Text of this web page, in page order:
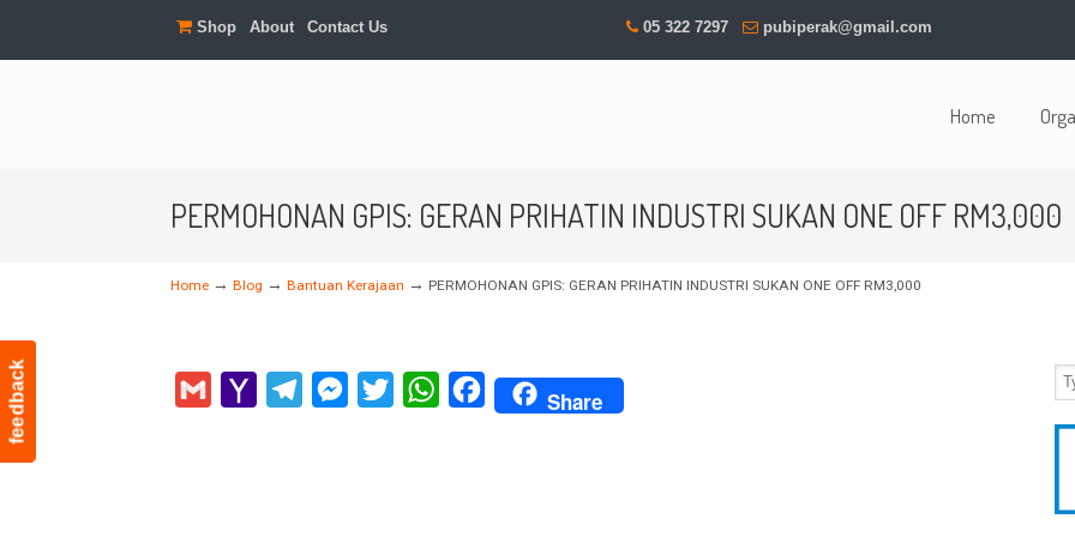
feedback
Shop About Contact Us 05 322 7297 pubiperak@gmail.com
Home
PERMOHONAN GPIS: GERAN PRIHATIN INDUSTRI SUKAN ONE OFF RM3,000
Home → Blog → Bantuan Kerajaan → PERMOHONAN GPIS: GERAN PRIHATIN INDUSTRI SUKAN ONE OFF RM3,000
Gmail
Yahoo
TelegramMessenger
Twitter WhatsAppFacebookShare